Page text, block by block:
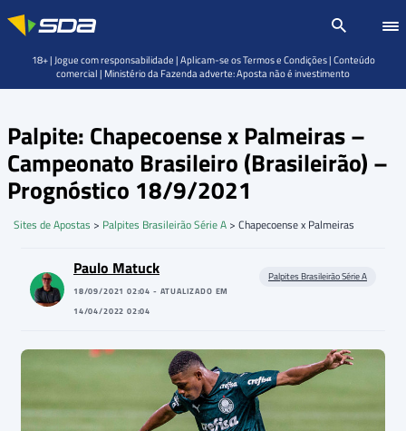
Palpite: Chapecoense x Palmeiras –
Campeonato Brasileiro (Brasileirão) –
Prognóstico 18/9/2021
Sites de Apostas > Palpites Brasileirão Série A > Chapecoense x Palmeiras
Paulo Matuck
18/09/2021 02:04 - ATUALIZADO EM
14/04/2022 02:04
Palpites Brasileirão Série A
18+ | Jogue com responsabilidade | Aplicam-se os Termos e Condições | Conteúdo
comercial | Ministério da Fazenda adverte: Aposta não é investimento